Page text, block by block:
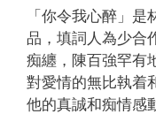
「你令我心醉」
品，填詞人為少合
痴纏，陳百強罕有
對愛情的無比執着
他的真誠和痴情感